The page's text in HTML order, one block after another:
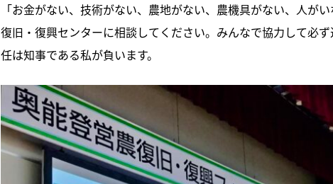
「お金がない、技術がない、農地がない、農機具がない、人が
復旧・復興センターに相談してください。みんなで協力して必
任は知事である私が負います。